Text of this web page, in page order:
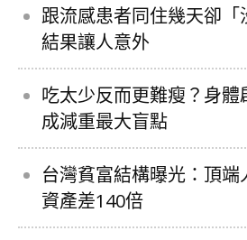
跟流感患者同住幾天卻「
結果讓人意外
吃太少反而更難瘦？身體
成減重最大盲點
台灣貧富結構曝光：頂
資產差140倍